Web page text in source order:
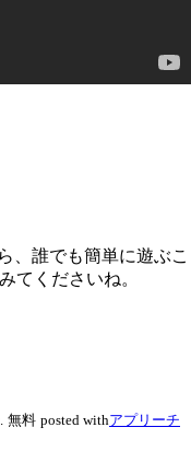
、誰でも簡単に遊ぶこ
てくださいね。
無料 posted withアプリーチ